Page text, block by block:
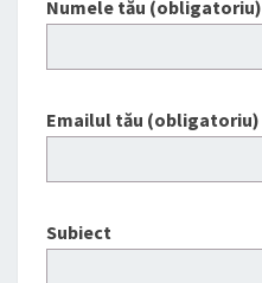
Numele tău (obligatoriu)
Emailul tău (obligatoriu)
Subiect